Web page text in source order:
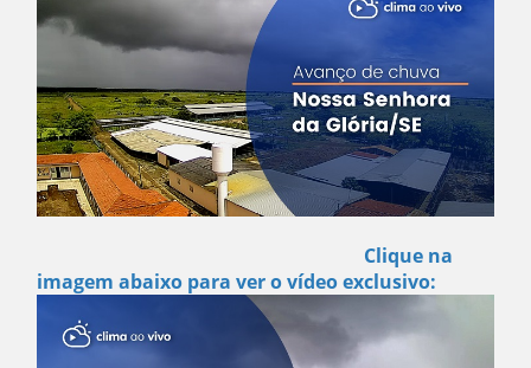
Clique na
imagem abaixo para ver o vídeo exclusivo: